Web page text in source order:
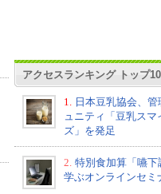
アクセスランキング トップ10
1.
日本豆乳協会、管
ュニティ「豆乳スマ
ズ」を発足
2. 特別食加算「嚥
学ぶオンラインセミ